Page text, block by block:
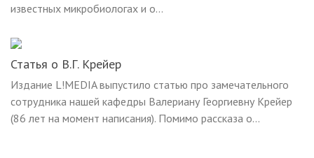
известных микробиологах и о...
Статья о В.Г. Крейер
Издание L!MEDIA выпустило статью про замечательного
сотрудника нашей кафедры Валериану Георгиевну Крейер
(86 лет на момент написания). Помимо рассказа о...